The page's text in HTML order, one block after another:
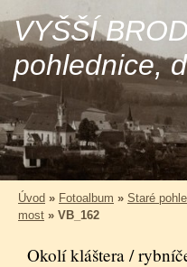
VYŠŠÍ
pohlednice,
Úvod » Fotoalbum » Staré
most » VB_162
Okolí kláštera /